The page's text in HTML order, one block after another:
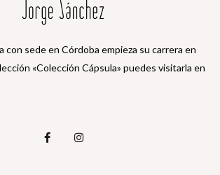
con sede en Córdoba empieza su carrera en
«Colección Cápsula» puedes visitarla en